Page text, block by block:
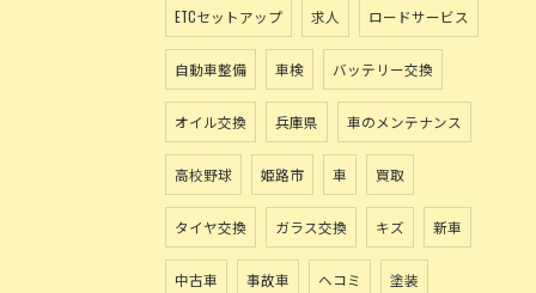
ETCセットアップ 求人 ロードサービス
自動車整備 車検 バッテリー交換
オイル交換 兵庫県 車のメンテナンス
高校野球 姫路市 車 買取
タイヤ交換 ガラス交換 キズ 新車
中古車 事故車 ヘコミ 塗装